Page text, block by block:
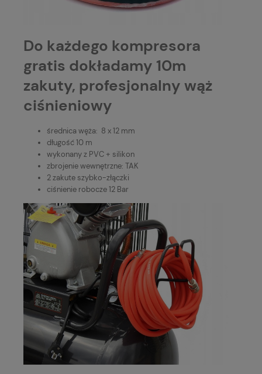
Do każdego kompresora
gratis dokładamy 10m
zakuty, profesjonalny wąż
ciśnieniowy
średnica węża: 8 x 12 mm
długość 10 m
wykonany z PVC + silikon
zbrojenie wewnętrzne: TAK
2 zakute szybko-złączki
ciśnienie robocze 12 Bar